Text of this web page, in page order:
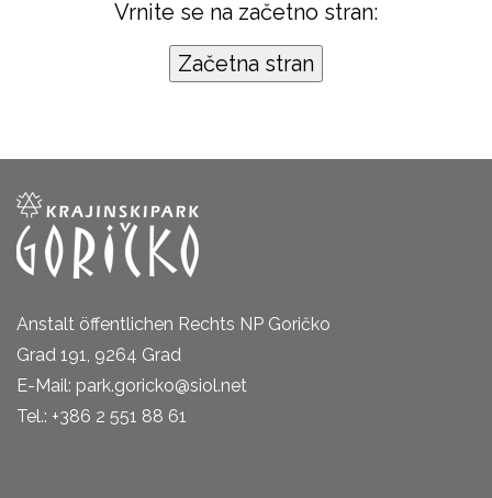
Vrnite se na začetno stran:
Anstalt öffentlichen Rechts NP Goričko
Grad 191, 9264 Grad
E-Mail: park.goricko@siol.net
Tel.: +386 2 551 88 61